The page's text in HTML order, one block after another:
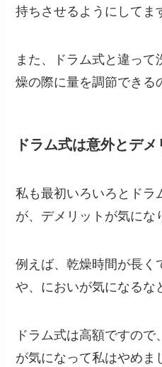
持ちさせるようにしてま
また、ドラム式と違っ
燥の際に量を調節できる
ドラム式は意外とデ
私も最初いろいろとドラ
が、デメリットが気にな
例えば、乾燥時間が長く
や、においが気になるな
ドラム式は高額ですの
が気になって私はやめま